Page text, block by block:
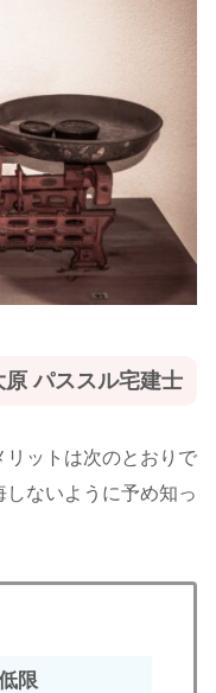
パススル宅建士
ットは次のとおりで
ないように予め知っ
限